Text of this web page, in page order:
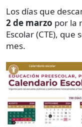
Los días que
2 de marzo por la
Escolar (CTE),
mes.